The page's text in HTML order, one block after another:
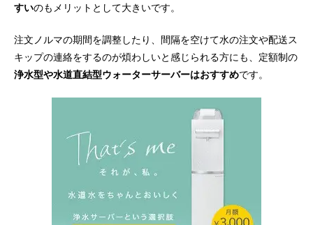
すいのもメリットとして大きいです。
注文ノルマの期間を調整したり、間隔を空けて水の注文や配送ス
キップの連絡をするのが煩わしいと感じられる方にも、定額制の
浄水型や水道直結型ウォーターサーバーはおすすめです。